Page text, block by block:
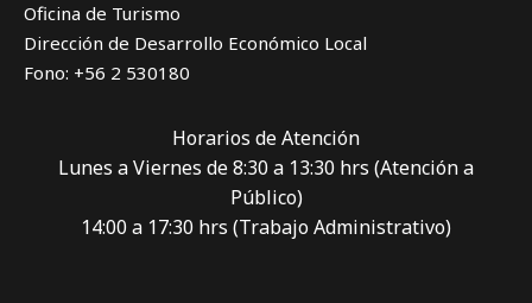
Oficina de Turismo
Dirección de Desarrollo Económico Local
Fono: +56 2 530180
Horarios de Atención
Lunes a Viernes de 8:30 a 13:30 hrs (Atención a
Público)
14:00 a 17:30 hrs (Trabajo Administrativo)